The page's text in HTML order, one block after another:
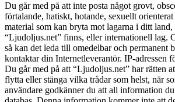
Du går med på att inte posta något grovt,
förtalande, hatiskt, hotande, sexuellt
material som kan bryta mot lagarna i ditt
“Ljudoljus.net” finns, eller internationell lag.
så kan det leda till omedelbar och permanent
kontaktar din Internetleverantör. IP-adressen
Du går med på att “Ljudoljus.net” har rätten
flytta eller stänga vilka trådar som helst, när
användare godkänner du att all information